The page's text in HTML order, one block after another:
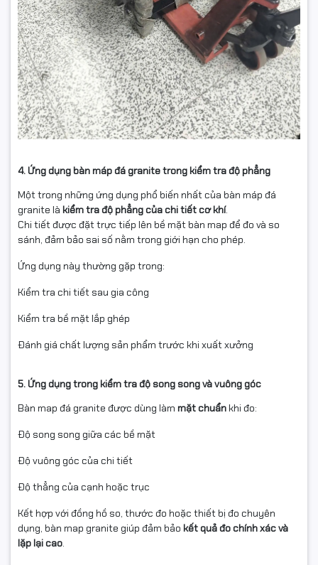
4. Ứng dụng bàn máp đá granite trong kiểm tra độ phẳng
Một trong những ứng dụng phổ biến nhất của bàn máp đá
granite là kiểm tra độ phẳng của chi tiết cơ khí.
Chi tiết được đặt trực tiếp lên bề mặt bàn map để đo và so
sánh, đảm bảo sai số nằm trong giới hạn cho phép.
Ứng dụng này thường gặp trong:
Kiểm tra chi tiết sau gia công
Kiểm tra bề mặt lắp ghép
Đánh giá chất lượng sản phẩm trước khi xuất xưởng
5. Ứng dụng trong kiểm tra độ song song và vuông góc
Bàn map đá granite được dùng làm mặt chuẩnkhi đo:
Độ song song giữa các bề mặt
Độ vuông góc của chi tiết
Độ thẳng của cạnh hoặc trục
Kết hợp với đồng hồ so, thước đo hoặc thiết bị đo chuyên
dụng, bàn map granite giúp đảm bảo kết quả đo chính xác và
lặp lại cao.